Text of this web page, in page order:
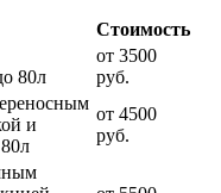
Стоимость
80л
от 3500
руб.
и
от 4500
руб.